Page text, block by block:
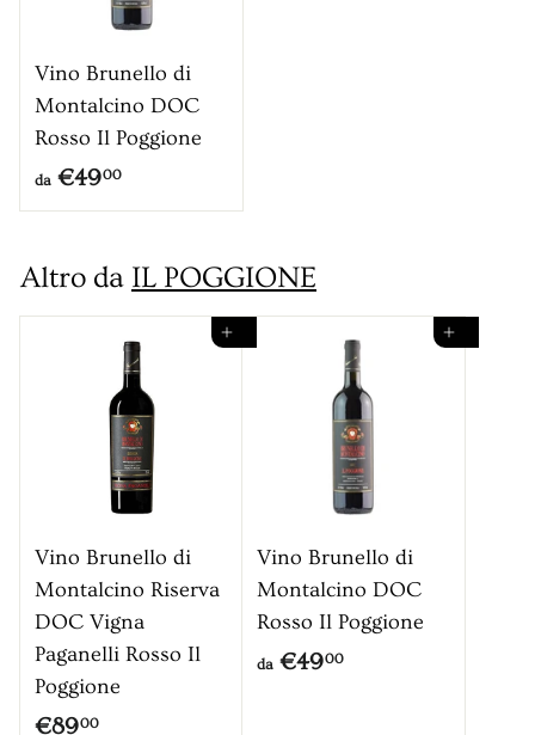
Vino Brunello di
Montalcino DOC
Rosso Il Poggione
da €4900d
a
4
9
,
0
0
Altro da IL POGGIONE
Aggiungi al carrello
Vino Brunello di
Montalcino Riserva
DOC Vigna
Paganelli Rosso Il
Poggione
€8900€
Aggiungi al carrello
Vino Brunello di
Montalcino DOC
Rosso Il Poggione
da€4900d